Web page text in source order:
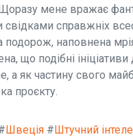
мене вражає
справжніх
наповнена
що подібні
а як частину свого
проєкту.
Швеція #Штучний